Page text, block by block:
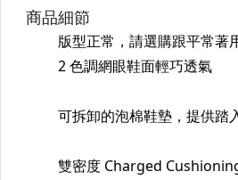
【棒壘】球褲,皮帶,襪
【棒壘】裝備專用袋
【棒壘】棒壘專用護具
【籃球用品區】